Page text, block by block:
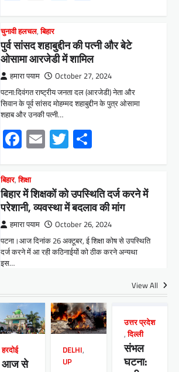
Facebook
EmailTwitter
Share
बिहार,शिक्षा
बिहार में शिक्षकों को उपस्थिति दर्ज करने में
परेशानी, व्यवस्था में बदलाव की मांग
हमारा पयाम October 26, 2024
पटना।आज दिनांक 26 अक्टूबर, ई शिक्षा कोष से उपस्थिति
दर्ज करने में आ रही कठिनाईयों को ठीक करने अन्यथा
इस…
Facebook
EmailTwitter
Share
बिहार
सुप्रीम कोर्ट द्वारा मदरसों को बंद करने की
सिफारिश पर रोक लगाना सराहनीय:
डाक्टर अबुल कलाम कासमी
हमारा पयाम
Facebook
EmailTwitter
Share
हरदोई
View All
हरदोई
आज से
DELHI,
UP
उत्तर प्रदेश
,दिल्ली
संभल
घटना: